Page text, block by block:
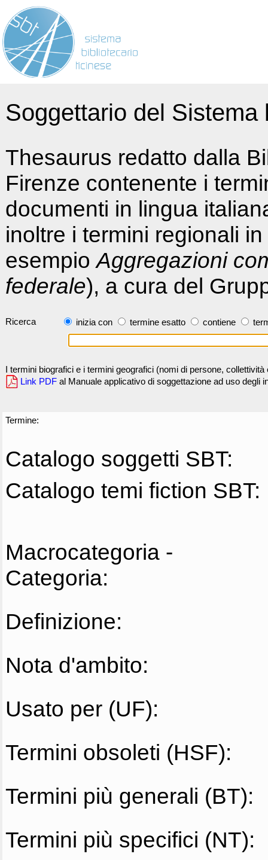
Soggettario del
Thesaurus redatto dalla
Firenze contenente i
documenti in lingua
inoltre i termini regionali
esempioAggregazioni
federale), a cura del
Ricerca inizia con termine esatto contiene
I termini biografici e i termini geografici (nomi di persone,
Link PDF al Manuale applicativo di soggettazione ad uso degli
Termine:
Catalogo soggetti SBT:
Catalogo temi fiction SBT:
Macrocategoria -
Categoria:
Definizione:
Nota d'ambito:
Usato per (UF):
Termini obsoleti (HSF):
Termini più generali (BT):
Termini più specifici (NT):